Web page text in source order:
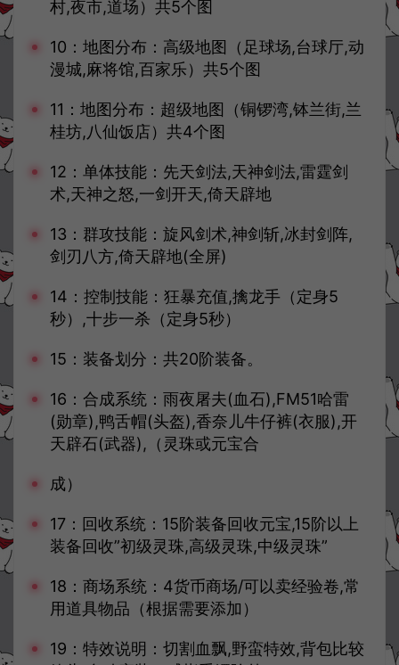
村,夜市,道场）共5个图
10：地图分布：高级地图（足球场,台球厅,动
漫城,麻将馆,百家乐）共5个图
11：地图分布：超级地图（铜锣湾,钵兰街,兰
桂坊,八仙饭店）共4个图
12：单体技能：先天剑法,天神剑法,雷霆剑
术,天神之怒,一剑开天,倚天辟地
13：群攻技能：旋风剑术,神剑斩,冰封剑阵,
剑刃八方,倚天辟地(全屏)
14：控制技能：狂暴充值,擒龙手（定身5
秒）,十步一杀（定身5秒）
15：装备划分：共20阶装备。
16：合成系统：雨夜屠夫(血石),FM51哈雷
(勋章),鸭舌帽(头盔),香奈儿牛仔裤(衣服),开
天辟石(武器),（灵珠或元宝合
成）
17：回收系统：15阶装备回收元宝,15阶以上
装备回收”初级灵珠,高级灵珠,中级灵珠”
18：商场系统：4货币商场/可以卖经验卷,常
用道具物品（根据需要添加）
19：特效说明：切割血飘,野蛮特效,背包比较